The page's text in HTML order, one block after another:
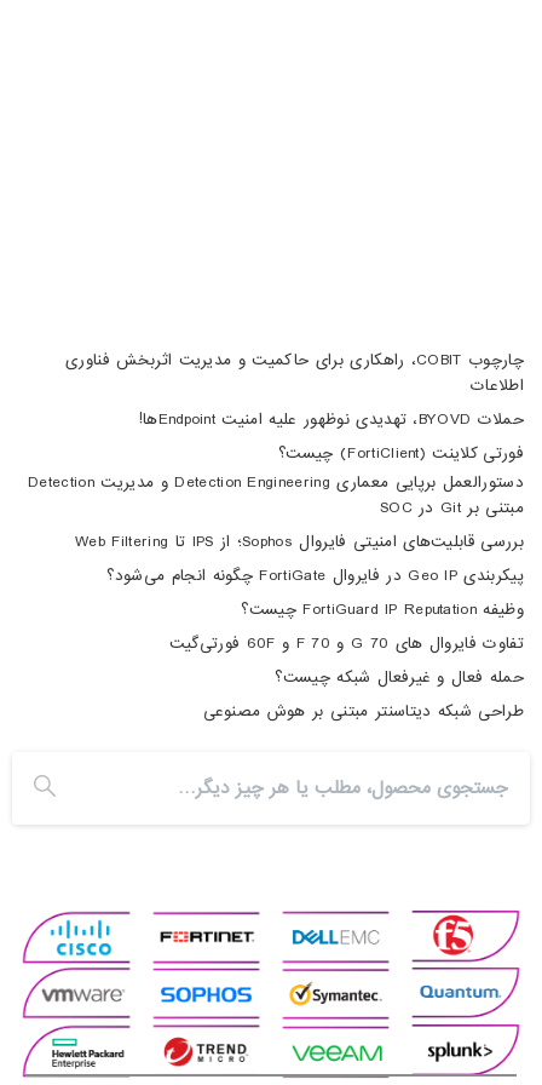
چارچوب COBIT، راهکاری برای حاکمیت و مدیریت اثربخش فناوری
اطلاعات
حملات BYOVD، تهدیدی نوظهور علیه امنیت Endpointها!
فورتی کلاینت (FortiClient) چیست؟
دستورالعمل برپایی معماری Detection Engineering و مدیریت Detection
مبتنی بر Git در SOC
بررسی قابلیت‌های امنیتی فایروال Sophos؛ از IPS تا Web Filtering
پیکربندی Geo IP در فایروال FortiGate چگونه انجام می‌شود؟
وظیفه FortiGuard IP Reputation چیست؟
تفاوت فایروال های 70 G و 70 F و 60F فورتی‌گیت
حمله فعال و غیرفعال شبکه چیست؟
طراحی شبکه دیتاسنتر مبتنی بر هوش مصنوعی